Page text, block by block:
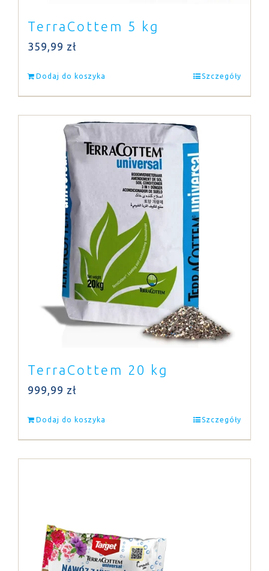
TerraCottem 5 kg
359,99 zł
Dodaj do koszyka Szczegóły
TerraCottem 20 kg
999,99 zł
Dodaj do koszyka Szczegóły